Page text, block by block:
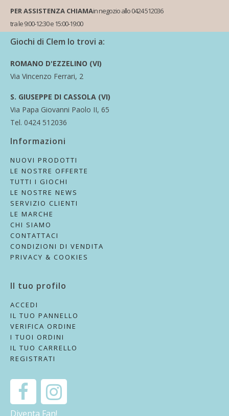
PER ASSISTENZA CHIAMAin negozio allo 0424 512036
tra le 9:00-12:30 e 15:00-19:00
Giochi di Clem lo trovi a:
ROMANO D'EZZELINO (VI)
Via Vincenzo Ferrari, 2
S. GIUSEPPE DI CASSOLA (VI)
Via Papa Giovanni Paolo II, 65
Tel. 0424 512036
Informazioni
NUOVI PRODOTTI
LE NOSTRE OFFERTE
TUTTI I GIOCHI
LE NOSTRE NEWS
SERVIZIO CLIENTI
LE MARCHE
CHI SIAMO
CONTATTACI
CONDIZIONI DI VENDITA
PRIVACY & COOKIES
Il tuo profilo
ACCEDI
IL TUO PANNELLO
VERIFICA ORDINE
I TUOI ORDINI
IL TUO CARRELLO
REGISTRATI
Diventa Fan!